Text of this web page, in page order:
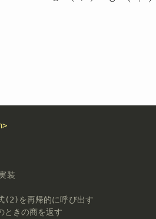
装
を再帰的に呼び出す
きの商を返す